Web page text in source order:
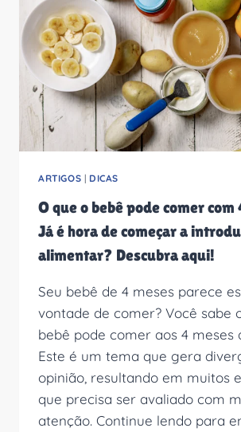
TEM
MEDO
DE
ANDAR?
ARTIGOS | DICAS
O que o bebê pode comer com
Já é hora de começar a
alimentar? Descubra aqui!
Seu bebê de 4 meses parece
vontade de comer? Você sabe
bebê pode comer aos 4 meses
Este é um tema que gera
opinião, resultando em muitos
que precisa ser avaliado com
atenção. Continue lendo para